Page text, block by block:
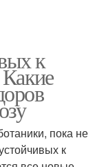
к
пока не
к